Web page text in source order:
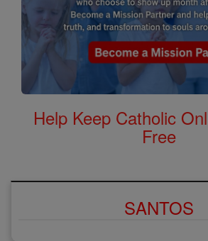
Help Keep Catholic
Free
SANTOS